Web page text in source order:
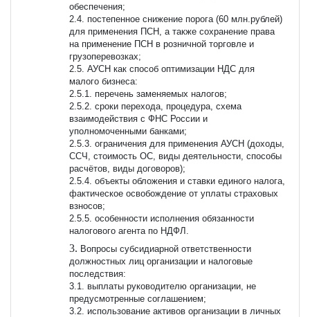
обеспечения;
2.4. постепенное снижение порога (60 млн.рублей)
для применения ПСН, а также сохранение права
на применение ПСН в розничной торговле и
грузоперевозках;
2.5. АУСН как способ оптимизации НДС для
малого бизнеса:
2.5.1. перечень заменяемых налогов;
2.5.2. сроки перехода, процедура, схема
взаимодействия с ФНС России и
уполномоченными банками;
2.5.3. ограничения для применения АУСН (доходы,
ССЧ, стоимость ОС, виды деятельности, способы
расчётов, виды договоров);
2.5.4. объекты обложения и ставки единого налога,
фактическое освобождение от уплаты страховых
взносов;
2.5.5. особенности исполнения обязанности
налогового агента по НДФЛ.
Вопросы субсидиарной ответственности
должностных лиц организации и налоговые
последствия:
3.1. выплаты руководителю организации, не
предусмотренные соглашением;
3.2. использование активов организации в личных